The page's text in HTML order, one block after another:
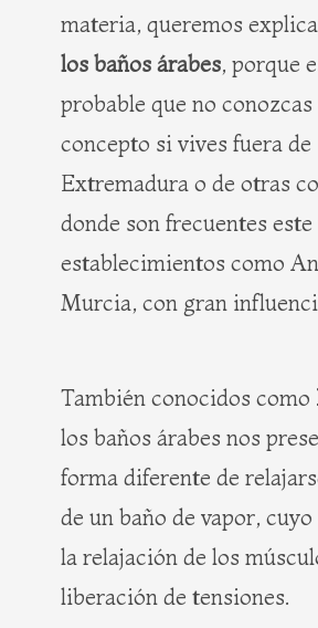
materia, queremos
los baños árabes, porque
probable que no conozcas
concepto si vives fuera de
Extremadura o de otras
donde son frecuentes
establecimientos como
Murcia, con gran
También conocidos como
los baños árabes nos
forma diferente de
de un baño de vapor,
la relajación de los
liberación de tensiones.